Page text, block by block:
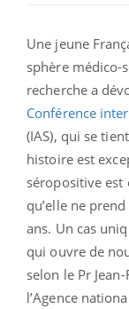
Une jeune
sphère médico-
recherche a
Conférence
(IAS), qui se
histoire est
séropositive est
qu’elle ne
ans. Un cas
qui ouvre de
selon le Pr
l’Agence